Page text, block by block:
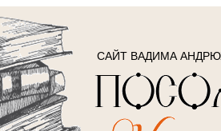
САЙТ ВАДИМА